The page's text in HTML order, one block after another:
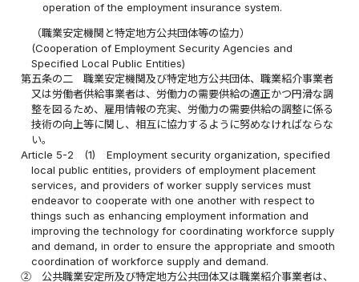
operation of the employment insurance system.
（職業安定機関と特定地方公共団体等の協力）
(Cooperation of Employment Security Agencies and
Specified Local Public Entities)
第五条の二
職業安定機関及び特定地方公共団体、職業紹介事業者
又は労働者供給事業者は、労働力の需要供給の適正かつ円滑な調
整を図るため、雇用情報の充実、労働力の需要供給の調整に係る
技術の向上等に関し、相互に協力するように努めなければならな
い。
Article 5-2
(1)
Employment security organization, specified
local public entities, providers of employment placement
services, and providers of worker supply services must
endeavor to cooperate with one another with respect to
things such as enhancing employment information and
improving the technology for coordinating workforce supply
and demand, in order to ensure the appropriate and smooth
coordination of workforce supply and demand.
②
公共職業安定所及び特定地方公共団体又は職業紹介事業者は、